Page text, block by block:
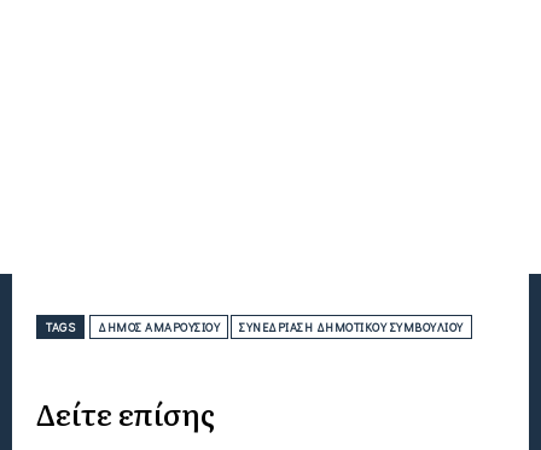
TAGS ΔΉΜΟΣ ΑΜΑΡΟΥΣΊΟΥ ΣΥΝΕΔΡΊΑΣΗ ΔΗΜΟΤΙΚΟΎ ΣΥΜΒΟΥΛΊΟΥ
Δείτε επίσης